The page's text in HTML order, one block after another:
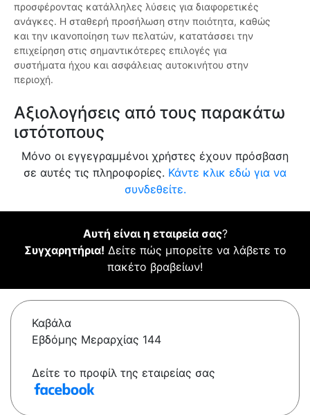
προσφέροντας κατάλληλες λύσεις για διαφορετικές
ανάγκες. Η σταθερή προσήλωση στην ποιότητα, καθώς
και την ικανοποίηση των πελατών, κατατάσσει την
επιχείρηση στις σημαντικότερες επιλογές για
συστήματα ήχου και ασφάλειας αυτοκινήτου στην
περιοχή.
Αξιολογήσεις από τους παρακάτω
ιστότοπους
Μόνο οι εγγεγραμμένοι χρήστες έχουν πρόσβαση
σε αυτές τις πληροφορίες. Κάντε κλικ εδώ για να
συνδεθείτε.
Αυτή είναι η εταιρεία σας?
Συγχαρητήρια! Δείτε πώς μπορείτε να λάβετε το
πακέτο βραβείων!
Καβάλα
Εβδόμης Μεραρχίας 144
Δείτε το προφίλ της εταιρείας σας